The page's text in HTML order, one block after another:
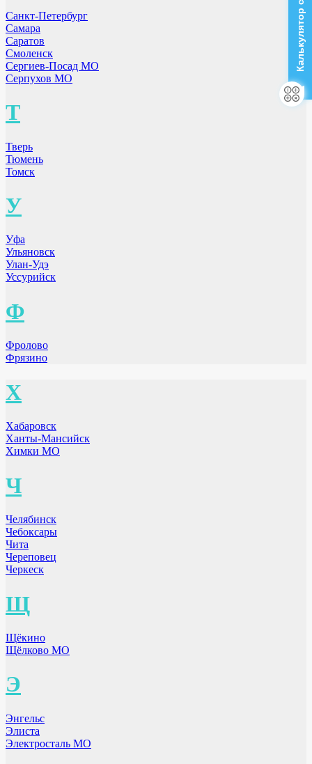
Санкт-Петербург
Самара
Саратов
Смоленск
Сергиев-Посад МО
Серпухов МО
Т
Тверь
Тюмень
Томск
У
Уфа
Ульяновск
Улан-Удэ
Уссурийск
Ф
Фролово
Фрязино
Х
Хабаровск
Ханты-Мансийск
Химки МО
Ч
Челябинск
Чебоксары
Чита
Череповец
Черкеск
Щ
Щёкино
Щёлково МО
Э
Энгельс
Элиста
Электросталь МО